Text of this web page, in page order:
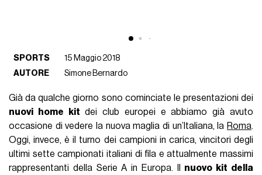
SPORTS
15 Maggio 2018
AUTORE
Simone Bernardo
Già da qualche giorno sono cominciate le presentazioni dei
nuovi home kit dei club europei e abbiamo già avuto
occasione di vedere la nuova maglia di un’Italiana, la Roma.
Oggi, invece, è il turno dei campioni in carica, vincitori degli
ultimi sette campionati italiani di fila e attualmente massimi
rappresentanti della Serie A in Europa. Il nuovo kit della